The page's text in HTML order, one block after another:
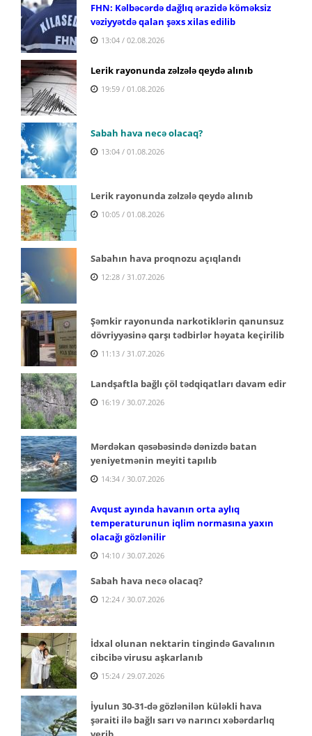
FHN: Kəlbəcərdə dağlıq ərazidə köməksiz
vəziyyətdə qalan şəxs xilas edilib
13:04 / 02.08.2026
Lerik rayonunda zəlzələ qeydə alınıb
19:59 / 01.08.2026
Sabah hava necə olacaq?
13:04 / 01.08.2026
Lerik rayonunda zəlzələ qeydə alınıb
10:05 / 01.08.2026
Sabahın hava proqnozu açıqlandı
12:28 / 31.07.2026
Şəmkir rayonunda narkotiklərin qanunsuz
dövriyyəsinə qarşı tədbirlər həyata keçirilib
11:13 / 31.07.2026
Landşaftla bağlı çöl tədqiqatları davam edir
16:19 / 30.07.2026
Mərdəkan qəsəbəsində dənizdə batan
yeniyetmənin meyiti tapılıb
14:34 / 30.07.2026
Avqust ayında havanın orta aylıq
temperaturunun iqlim normasına yaxın
olacağı gözlənilir
14:10 / 30.07.2026
Sabah hava necə olacaq?
12:24 / 30.07.2026
İdxal olunan nektarin tingində Gavalının
cibcibə virusu aşkarlanıb
15:24 / 29.07.2026
İyulun 30-31-də gözlənilən küləkli hava
şəraiti ilə bağlı sarı və narıncı xəbərdarlıq